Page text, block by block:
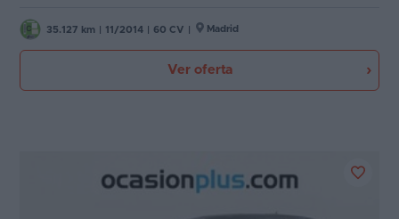
35.127 km 11/2014 60 CV Madrid
Ver oferta